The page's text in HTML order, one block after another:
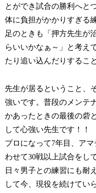
とができ試合の勝利へと
体に負担がかかりすぎる
足のときも「押方先生が
らいいかなぁ～」と考え
たり追い込んだりするこ
先生が居るということ、
強いです。普段のメンテ
かあったときの最後の砦
して心強い先生です！！
プロになって7年目、ア
わせて30戦以上試合をし
日々男子との練習にも耐
して今、現役を続けてい